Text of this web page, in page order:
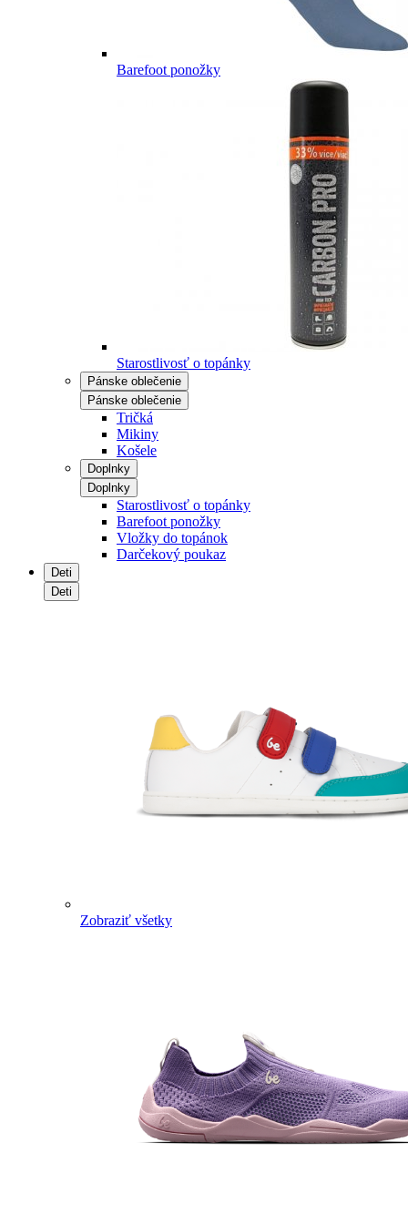
Barefoot ponožky
Starostlivosť o topánky
Pánske oblečenie
Pánske oblečenie
Tričká
Mikiny
Košele
Doplnky
Doplnky
Starostlivosť o topánky
Barefoot ponožky
Vložky do topánok
Darčekový poukaz
Deti
Deti
Zobraziť všetky